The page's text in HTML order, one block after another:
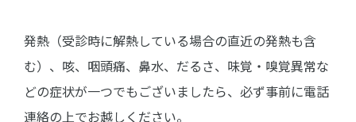
発熱（受診時に解熱している場合の直近の発熱も含
む）、咳、咽頭痛、鼻水、だるさ、味覚・嗅覚異常な
どの症状が一つでもございましたら、必ず事前に電話
連絡の上でお越しください。